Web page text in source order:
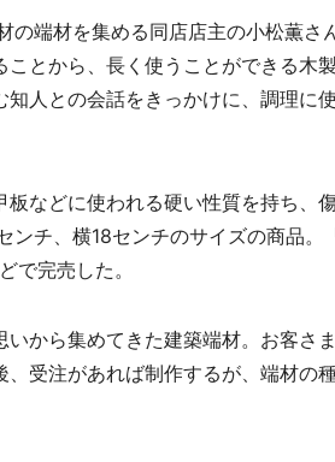
端材を集める同店店主の小松薫さ
ことから、長く使うことができる木
知人との会話をきっかけに、調理に
などに使われる硬い性質を持ち、
ンチ、横18センチのサイズの商品
で完売した。
から集めてきた建築端材。お客さ
、受注があれば制作するが、端材の